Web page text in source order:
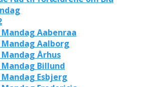
Mandag Aabenraa
Mandag Aalborg
Mandag Århus
Mandag Billund
Mandag Esbjerg